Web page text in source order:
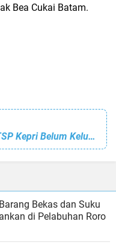
Bea Cukai Batam.
Sepanjang Tahun 2025 DPM-PTSP Kepri Belum Keluarkan Izin, Kehadiran Gelper Alexsis Dipertanyakan?
Bekas dan Suku
di Pelabuhan Roro